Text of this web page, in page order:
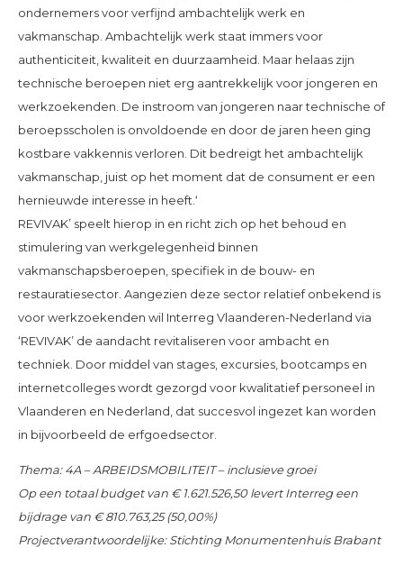
ondernemers voor verfijnd ambachtelijk werk en
vakmanschap. Ambachtelijk werk staat immers voor
authenticiteit, kwaliteit en duurzaamheid. Maar helaas zijn
technische beroepen niet erg aantrekkelijk voor jongeren en
werkzoekenden. De instroom van jongeren naar technische of
beroepsscholen is onvoldoende en door de jaren heen ging
kostbare vakkennis verloren. Dit bedreigt het ambachtelijk
vakmanschap, juist op het moment dat de consument er een
hernieuwde interesse in heeft.‘
REVIVAK’ speelt hierop in en richt zich op het behoud en
stimulering van werkgelegenheid binnen
vakmanschapsberoepen, specifiek in de bouw- en
restauratiesector. Aangezien deze sector relatief onbekend is
voor werkzoekenden wil Interreg Vlaanderen-Nederland via
‘REVIVAK’ de aandacht revitaliseren voor ambacht en
techniek. Door middel van stages, excursies, bootcamps en
internetcolleges wordt gezorgd voor kwalitatief personeel in
Vlaanderen en Nederland, dat succesvol ingezet kan worden
in bijvoorbeeld de erfgoedsector.
Thema: 4A – ARBEIDSMOBILITEIT – inclusieve groei
Op een totaal budget van € 1.621.526,50 levert Interreg een
bijdrage van € 810.763,25 (50,00%)
Projectverantwoordelijke: Stichting Monumentenhuis Brabant